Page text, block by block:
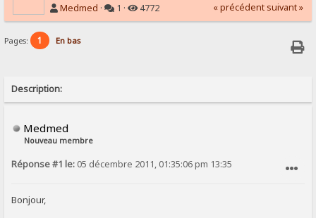
Medmed · 1 · 4772 « précédent suivant »
Pages: 1 En bas
Description:
Medmed
Nouveau membre
Réponse #1 le: 05 décembre 2011, 01:35:06 pm 13:35
Bonjour,